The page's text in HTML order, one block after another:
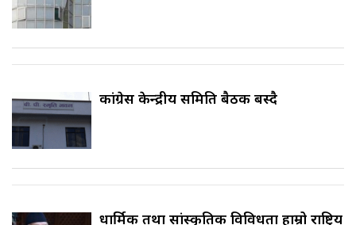
कांग्रेस केन्द्रीय समिति बैठक बस्दै
धार्मिक तथा सांस्कृतिक विविधता हाम्रो राष्ट्रिय